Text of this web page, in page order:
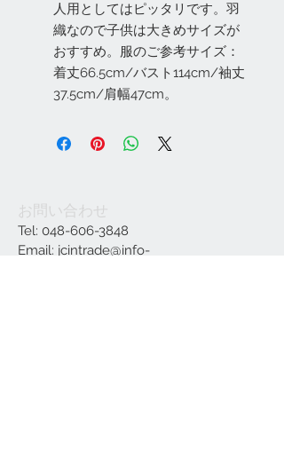
人用としてはピッタリです。羽
織なので子供は大きめサイズが
おすすめ。服のご参考サイズ：
着丈66.5cm/バスト114cm/袖丈
37.5cm/肩幅47cm。
お問い合わせ
Tel: 048-606-3848
Email: jcintrade@info-